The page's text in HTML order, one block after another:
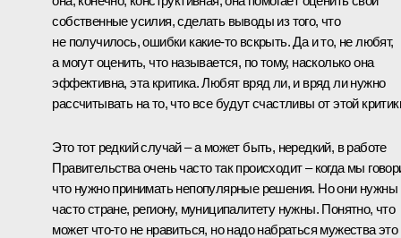
собственные усилия, сделать выводы из того, что
не получилось, ошибки какие‑то вскрыть. Да и то, не любят,
а могут оценить, что называется, по тому, насколько она
эффективна, эта критика. Любят вряд ли, и вряд ли нужно
рассчитывать на то, что все будут счастливы от этой
Это тот редкий случай – а может быть, нередкий, в работе
Правительства очень часто так происходит – когда мы
что нужно принимать непопулярные решения. Но они нужны
часто стране, региону, муниципалитету нужны. Понятно, что
может что‑то не нравиться, но надо набраться мужества это